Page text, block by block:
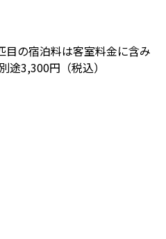
目の宿泊料は客室料金に含み
途3,300円（税込）